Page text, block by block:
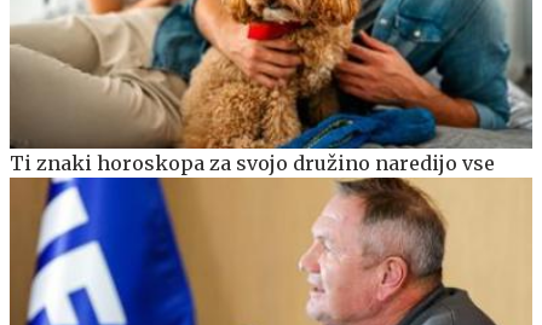
Ti znaki horoskopa za svojo družino naredijo vse